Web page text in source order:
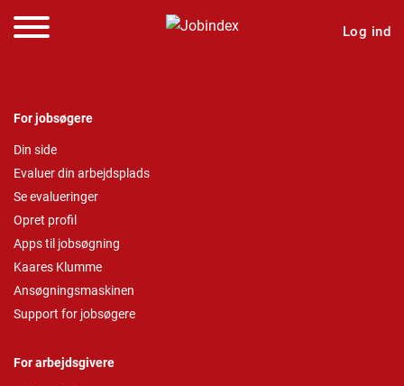
Log ind
For jobsøgere
Din side
Evaluer din arbejdsplads
Se evalueringer
Opret profil
Apps til jobsøgning
Kaares Klumme
Ansøgningsmaskinen
Support for jobsøgere
For arbejdsgivere